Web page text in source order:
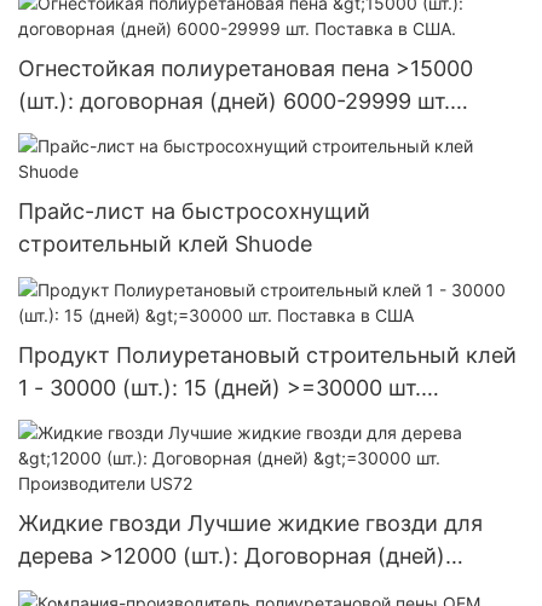
Огнестойкая полиуретановая пена >15000
(шт.): договорная (дней) 6000-29999 шт.
Поставка в США.
Прайс-лист на быстросохнущий
строительный клей Shuode
Продукт Полиуретановый строительный клей
1 - 30000 (шт.): 15 (дней) >=30000 шт.
Поставка в США
Жидкие гвозди Лучшие жидкие гвозди для
дерева >12000 (шт.): Договорная (дней)
>=30000 шт. Производители US72